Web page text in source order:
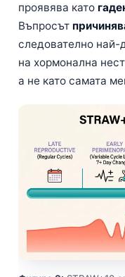
проявява като
Въпросът
следователно най-
на хормонална
а не като самата